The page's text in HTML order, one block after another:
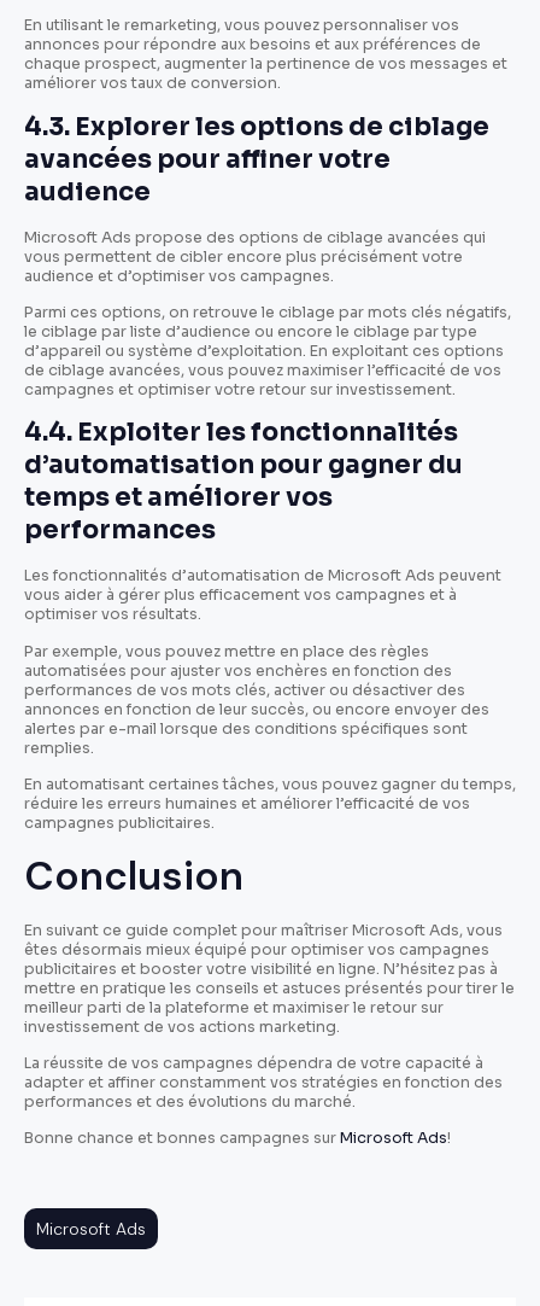
En utilisant le remarketing, vous pouvez personnaliser vos
annonces pour répondre aux besoins et aux préférences de
chaque prospect, augmenter la pertinence de vos messages et
améliorer vos taux de conversion.
4.3. Explorer les options de ciblage
avancées pour affiner votre
audience
Microsoft Ads propose des options de ciblage avancées qui
vous permettent de cibler encore plus précisément votre
audience et d’optimiser vos campagnes.
Parmi ces options, on retrouve le ciblage par mots clés négatifs,
le ciblage par liste d’audience ou encore le ciblage par type
d’appareil ou système d’exploitation. En exploitant ces options
de ciblage avancées, vous pouvez maximiser l’efficacité de vos
campagnes et optimiser votre retour sur investissement.
4.4. Exploiter les fonctionnalités
d’automatisation pour gagner du
temps et améliorer vos
performances
Les fonctionnalités d’automatisation de Microsoft Ads peuvent
vous aider à gérer plus efficacement vos campagnes et à
optimiser vos résultats.
Par exemple, vous pouvez mettre en place des règles
automatisées pour ajuster vos enchères en fonction des
performances de vos mots clés, activer ou désactiver des
annonces en fonction de leur succès, ou encore envoyer des
alertes par e-mail lorsque des conditions spécifiques sont
remplies.
En automatisant certaines tâches, vous pouvez gagner du temps,
réduire les erreurs humaines et améliorer l’efficacité de vos
campagnes publicitaires.
Conclusion
En suivant ce guide complet pour maîtriser Microsoft Ads, vous
êtes désormais mieux équipé pour optimiser vos campagnes
publicitaires et booster votre visibilité en ligne. N’hésitez pas à
mettre en pratique les conseils et astuces présentés pour tirer le
meilleur parti de la plateforme et maximiser le retour sur
investissement de vos actions marketing.
La réussite de vos campagnes dépendra de votre capacité à
adapter et affiner constamment vos stratégies en fonction des
performances et des évolutions du marché.
Bonne chance et bonnes campagnes surMicrosoft Ads!
Microsoft Ads